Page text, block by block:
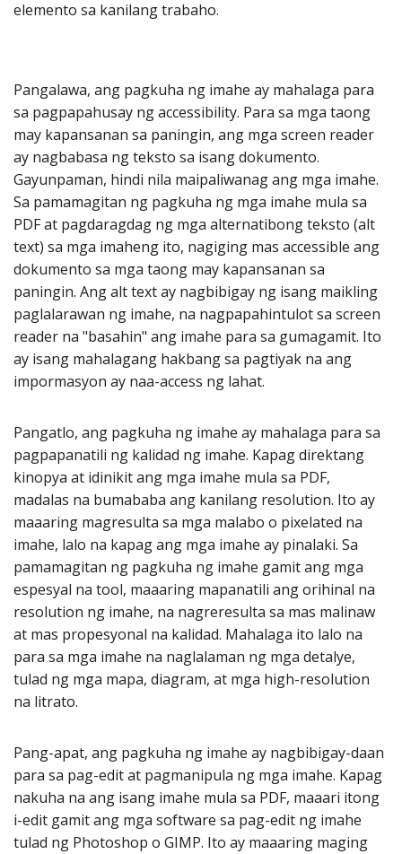
elemento sa kanilang trabaho.
Pangalawa, ang pagkuha ng imahe ay mahalaga para
sa pagpapahusay ng accessibility. Para sa mga taong
may kapansanan sa paningin, ang mga screen reader
ay nagbabasa ng teksto sa isang dokumento.
Gayunpaman, hindi nila maipaliwanag ang mga imahe.
Sa pamamagitan ng pagkuha ng mga imahe mula sa
PDF at pagdaragdag ng mga alternatibong teksto (alt
text) sa mga imaheng ito, nagiging mas accessible ang
dokumento sa mga taong may kapansanan sa
paningin. Ang alt text ay nagbibigay ng isang maikling
paglalarawan ng imahe, na nagpapahintulot sa screen
reader na "basahin" ang imahe para sa gumagamit. Ito
ay isang mahalagang hakbang sa pagtiyak na ang
impormasyon ay naa-access ng lahat.
Pangatlo, ang pagkuha ng imahe ay mahalaga para sa
pagpapanatili ng kalidad ng imahe. Kapag direktang
kinopya at idinikit ang mga imahe mula sa PDF,
madalas na bumababa ang kanilang resolution. Ito ay
maaaring magresulta sa mga malabo o pixelated na
imahe, lalo na kapag ang mga imahe ay pinalaki. Sa
pamamagitan ng pagkuha ng imahe gamit ang mga
espesyal na tool, maaaring mapanatili ang orihinal na
resolution ng imahe, na nagreresulta sa mas malinaw
at mas propesyonal na kalidad. Mahalaga ito lalo na
para sa mga imahe na naglalaman ng mga detalye,
tulad ng mga mapa, diagram, at mga high-resolution
na litrato.
Pang-apat, ang pagkuha ng imahe ay nagbibigay-daan
para sa pag-edit at pagmanipula ng mga imahe. Kapag
nakuha na ang isang imahe mula sa PDF, maaari itong
i-edit gamit ang mga software sa pag-edit ng imahe
tulad ng Photoshop o GIMP. Ito ay maaaring maging